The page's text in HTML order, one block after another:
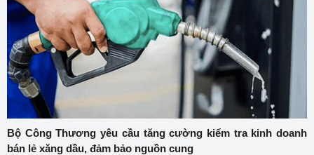
Bộ Công Thương yêu cầu tăng cường kiểm tra kinh doanh
bán lẻ xăng dầu, đảm bảo nguồn cung